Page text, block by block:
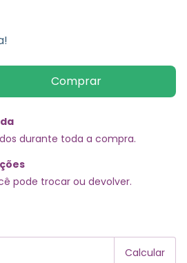
durante toda a compra.
pode trocar ou devolver.
Calcular